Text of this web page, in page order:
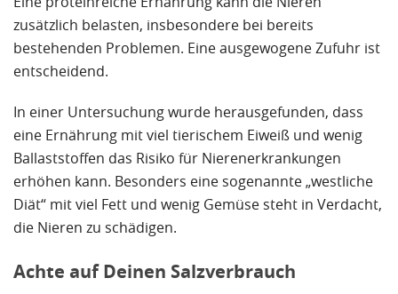
zusätzlich belasten, insbesondere bei bereits
bestehenden Problemen. Eine ausgewogene Zufuhr ist
entscheidend.
In einer Untersuchung wurde herausgefunden, dass
eine Ernährung mit viel tierischem Eiweiß und wenig
Ballaststoffen das Risiko für Nierenerkrankungen
erhöhen kann. Besonders eine sogenannte „westliche
Diät“ mit viel Fett und wenig Gemüse steht in Verdacht,
die Nieren zu schädigen.
Achte auf Deinen Salzverbrauch